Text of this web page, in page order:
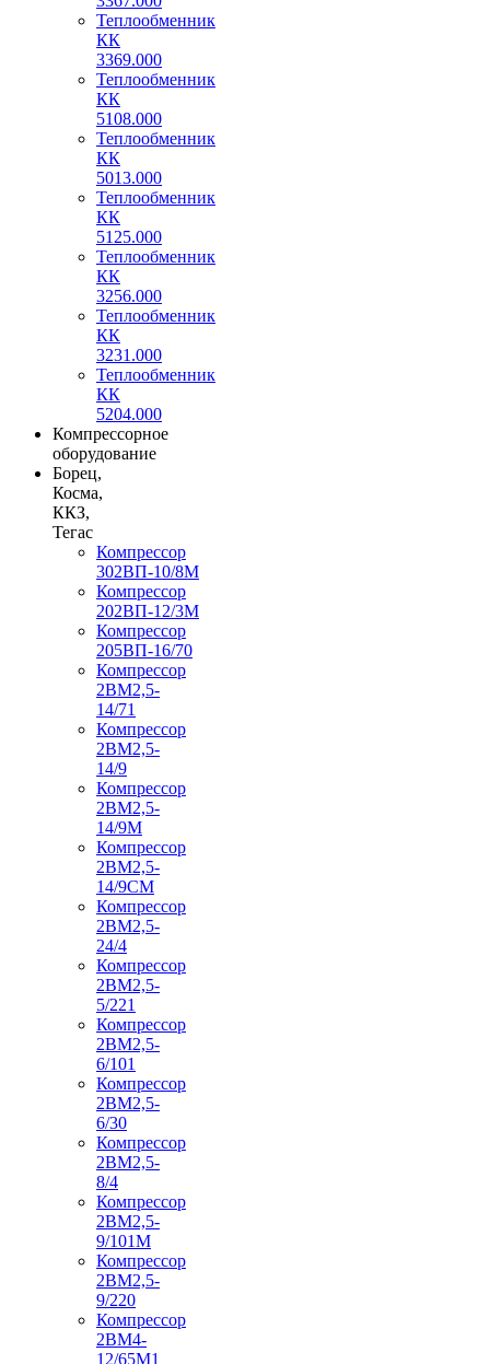
Теплообменник
КК
3369.000
Теплообменник
КК
5108.000
Теплообменник
КК
5013.000
Теплообменник
КК
5125.000
Теплообменник
КК
3256.000
Теплообменник
КК
3231.000
Теплообменник
КК
5204.000
Компрессорное
оборудование
Борец,
Косма,
ККЗ,
Тегас
Компрессор
302ВП-10/8М
Компрессор
202ВП-12/3М
Компрессор
205ВП-16/70
Компрессор
2ВМ2,5-
14/71
Компрессор
2ВМ2,5-
14/9
Компрессор
2ВМ2,5-
14/9М
Компрессор
2ВМ2,5-
14/9СМ
Компрессор
2ВМ2,5-
24/4
Компрессор
2ВМ2,5-
5/221
Компрессор
2ВМ2,5-
6/101
Компрессор
2ВМ2,5-
6/30
Компрессор
2ВМ2,5-
8/4
Компрессор
2ВМ2,5-
9/101М
Компрессор
2ВМ2,5-
9/220
Компрессор
2ВМ4-
12/65М1